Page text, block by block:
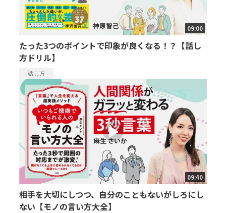
09:00
たった3つのポイントで印象が良くなる！？【話し
方ドリル】
話し方
09:40
相手を大切にしつつ、自分のこともないがしろにし
ない【モノの言い方大全】